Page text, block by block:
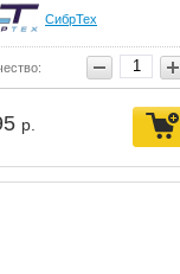
СибрТех
р.